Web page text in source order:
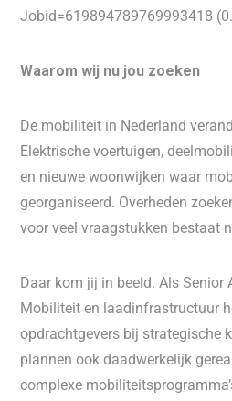
Jobid=619894789769993418
Waarom wij nu jou zoeken
De mobiliteit in Nederland
Elektrische voertuigen,
en nieuwe woonwijken waar
georganiseerd. Overheden
voor veel vraagstukken bestaat
Daar kom jij in beeld. Als Senior
Mobiliteit en laadinfrastructuur
opdrachtgevers bij strategische
plannen ook daadwerkelijk
complexe